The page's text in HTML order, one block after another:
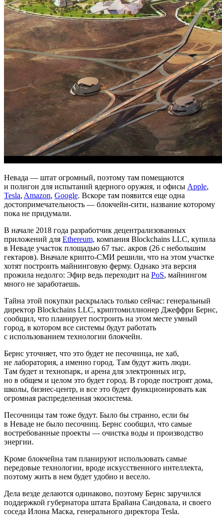
Невада — штат огромный, поэтому там помещаются
и полигон для испытаний ядерного оружия, и офисы Apple,
Tesla, Amazon, Google. Вскоре там появится еще одна
достопримечательность — блокчейн-сити, название которому
пока не придумали.
В начале 2018 года разработчик децентрализованных
приложений для Ethereum, компания Blockchains LLC, купила
в Неваде участок площадью 67 тыс. акров (26 с небольшим
гектаров). Вначале крипто-СМИ решили, что на этом участке
хотят построить майнинговую ферму. Однако эта версия
прожила недолго: Эфир ведь переходит на PoS, майнингом
много не заработаешь.
Тайна этой покупки раскрылась только сейчас: генеральный
директор Blockchains LLC, криптомиллионер Джеффри Бернс,
сообщил, что планирует построить на этом месте умный
город, в котором все системы будут работать
с использованием технологии блокчейн.
Бернс уточняет, что это будет не песочница, не хаб,
не лаборатория, а именно город. Там будут жить люди.
Там будет и технопарк, и арена для электронных игр,
но в общем и целом это будет город. В городе построят дома,
школы, бизнес-центр, и все это будет функционировать как
огромная распределенная экосистема.
Песочницы там тоже будут. Было бы странно, если бы
в Неваде не было песочниц. Бернс сообщил, что самые
востребованные проекты — очистка воды и производство
энергии.
Кроме блокчейна там планируют использовать самые
передовые технологии, вроде искусственного интеллекта,
поэтому жить в нем будет удобно и весело.
Дела везде делаются одинаково, поэтому Бернс заручился
поддержкой губернатора штата Брайана Сандовала, и своего
соседа Илона Маска, генерального директора Tesla.